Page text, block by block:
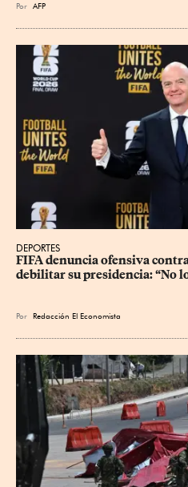
Por AFP
DEPORTES
FIFA denuncia ofensiva
debilitar su presidencia: “No
Por Redacción El Economista